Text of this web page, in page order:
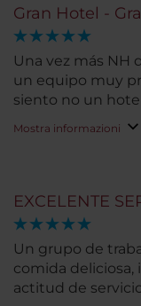
EXCELENTE
Un grupo de
comida deliciosa,
actitud de
Gran Hotel -
Una vez más NH
un equipo muy
siento no un
Mostra informazioni